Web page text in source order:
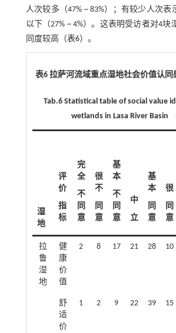
人次较多（47% ~ 83%）；有较少人次表
以下（27% ~ 4%）。这表明受访者对4块
同度较高（表6）。
表6 拉萨河流域重点湿地社会价值认同
Tab.6 Statistical table of social value
wetlands in Lasa River Basin （
湿
地
评
价
指
标
完
全
不
同
意
很
不
同
意
基
本
不
同
意
中
立
基
本
同
意
很
同
意
拉
鲁
湿
地
健
康
价
值
2 8 17 21 28 10
舒
适
价
1 2 9 22 39 15